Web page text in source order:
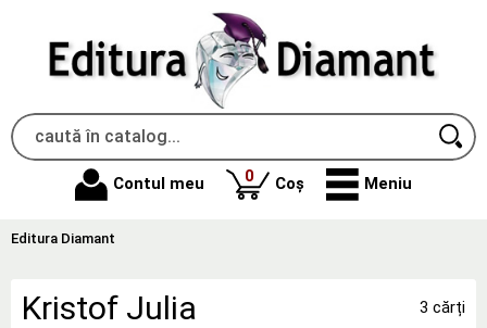
Contul meu 0produse
Coș Meniu
Editura Diamant
Kristof Julia 3 cărți